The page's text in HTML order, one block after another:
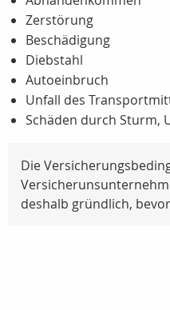
Zerstörung
Beschädigung
Diebstahl
Autoeinbruch
Unfall des
Schäden durch Sturm,
Die
deshalb gründlich,